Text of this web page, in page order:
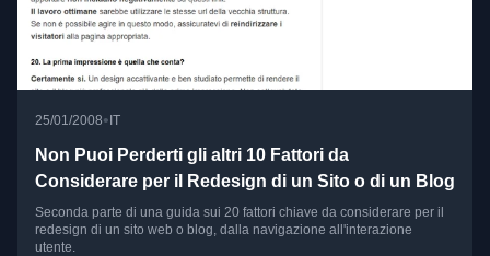
25/01/2008•IT
Non Puoi Perderti gli altri 10 Fattori da
Considerare per il Redesign di un Sito o di un Blog
Seconda parte di una guida sui 20 fattori chiave da considerare per il
redesign di un sito web o blog, dalla navigazione all'interazione
utente.